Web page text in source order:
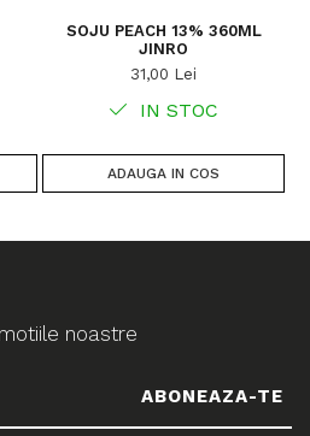
SOJU PEACH 13% 360ML
JINRO
31,00 Lei
IN STOC
ADAUGA IN COS
noastre